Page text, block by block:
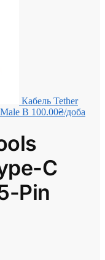
Кабель Tether
B 100.00₴/доба
C
Pin